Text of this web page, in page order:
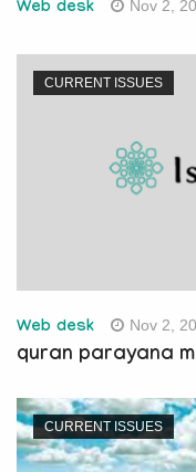
Web desk Nov 2,
CURRENT ISSUES
Web desk Nov 2,
quran parayana
CURRENT ISSUES